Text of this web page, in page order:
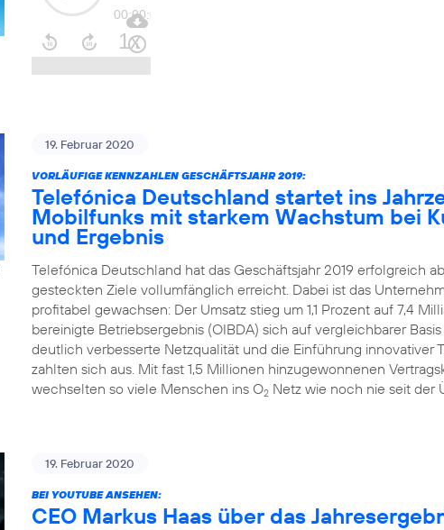
19. Februar 2020
VORLÄUFIGE KENNZAHLEN GESCHÄFTSJAHR 2019:
Telefónica Deutschland startet ins
Mobilfunks mit starkem Wachstum bei
und Ergebnis
Telefónica Deutschland hat das Geschäftsjahr 2019 erfolgreich
gesteckten Ziele vollumfänglich erreicht. Dabei ist das
profitabel gewachsen: Der Umsatz stieg um 1,1 Prozent auf 7,4
bereinigte Betriebsergebnis (OIBDA) sich auf vergleichbarer
deutlich verbesserte Netzqualität und die Einführung innovativer
zahlten sich aus. Mit fast 1,5 Millionen hinzugewonnenen
wechselten so viele Menschen ins O2 Netz wie noch nie seit der
19. Februar 2020
BEI YOUTUBE ANSEHEN:
CEO Markus Haas über das